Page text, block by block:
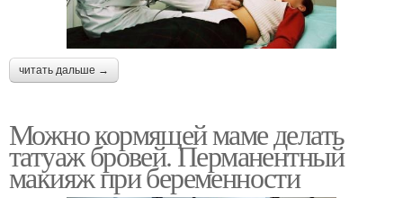
читать дальше →
Можно кормящей маме делать
татуаж бровей. Перманентный
макияж при беременности